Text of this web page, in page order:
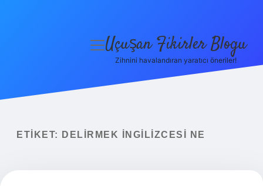
Yasal Uyarı
menüyü
Uçuşan Fikirler Blogu
Zihnini havalandıran yaratıcı öneriler!
ETIKET: DELIRMEK INGILIZCESI NE